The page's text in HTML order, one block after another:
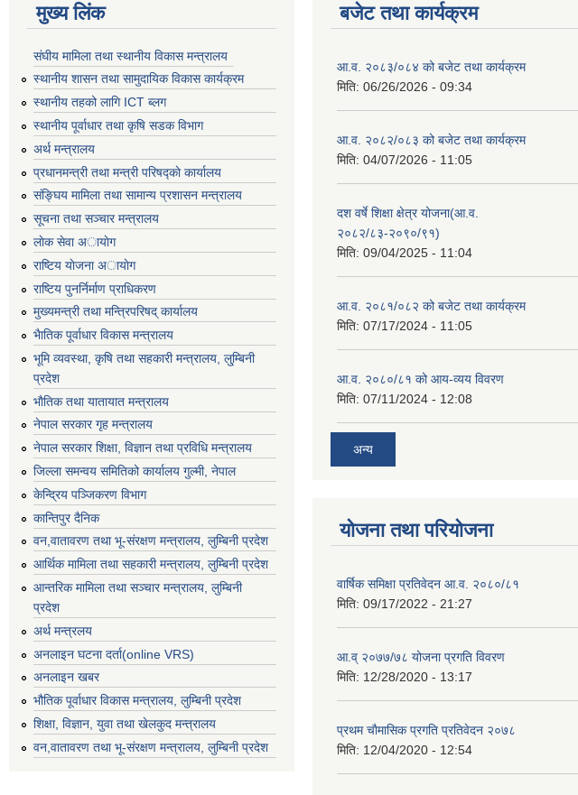
मुख्य लिंक
संघीय मामिला तथा स्थानीय विकास मन्त्रालय
स्थानीय शासन तथा सामुदायिक विकास कार्यक्रम
स्थानीय तहको लागि ICT ब्लग
स्थानीय पूर्वाधार तथा कृषि सडक विभाग
अर्थ मन्त्रालय
प्रधानमन्त्री तथा मन्त्री परिषद्काे कार्यालय
संङ्घिय मामिला तथा सामान्य प्रशासन मन्त्रालय
सूचना तथा सञ्चार मन्त्रालय
लाेक सेवा अायाेग
राष्टिय याेजना अायाेग
राष्टिय पुनर्निर्माण प्राधिकरण
मुख्यमन्त्री तथा मन्त्रिपरिषद् कार्यालय
भैातिक पूर्वाधार विकास मन्त्रालय
भूमि व्यवस्था, कृषि तथा सहकारी मन्त्रालय, लु्म्बिनी
प्रदेश
भाैतिक तथा यातायात मन्त्रालय
नेपाल सरकार गृह मन्त्रालय
नेपाल सरकार शिक्षा, विज्ञान तथा प्रविधि मन्त्रालय
जिल्ला समन्वय समितिको कार्यालय गुल्मी, नेपाल
केन्द्रिय पञ्जिकरण विभाग
कान्तिपुर दैनिक
वन,वातावरण तथा भू-संरक्षण मन्त्रालय, लुम्बिनी प्रदेश
आर्थिक मामिला तथा सहकारी मन्त्रालय, लुम्बिनी प्रदेश
आन्तरिक मामिला तथा सञ्चार मन्त्रालय, लुम्बिनी
प्रदेश
अर्थ मन्त्रलय
अनलाइन घटना दर्ता(online VRS)
अनलाइन खबर
भौतिक पूर्वाधार विकास मन्त्रालय, लुम्बिनी प्रदेश
शिक्षा, विज्ञान, युवा तथा खेलकुद मन्‍‍त्रालय
वन,वातावरण तथा भू-संरक्षण मन्त्रालय, लुम्बिनी प्रदेश
बजेट तथा कार्यक्रम
आ.व. २०८३/०८४ को बजेट तथा कार्यक्रम
मिति: 06/26/2026 - 09:34
आ.व. २०८२/०८३ को बजेट तथा कार्यक्रम
मिति: 04/07/2026 - 11:05
दश वर्षे शिक्षा क्षेत्र योजना(आ.व.
२०८२/८३-२०९०/९१)
मिति: 09/04/2025 - 11:04
आ.व. २०८१/०८२ को बजेट तथा कार्यक्रम
मिति: 07/17/2024 - 11:05
आ.व. २०८०/८१ को आय-व्यय विवरण
मिति: 07/11/2024 - 12:08
अन्य
योजना तथा परियोजना
वार्षिक समिक्षा प्रतिवेदन आ.व. २०८०/८१
मिति: 09/17/2022 - 21:27
आ.व् २०७७/७८ योजना प्रगति विवरण
मिति: 12/28/2020 - 13:17
प्रथम चाैमासिक प्रगति प्रतिवेदन २०७८
मिति: 12/04/2020 - 12:54